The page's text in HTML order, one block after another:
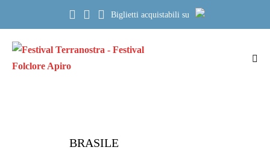
contenuto
Biglietti acquistabili su
BRASILE